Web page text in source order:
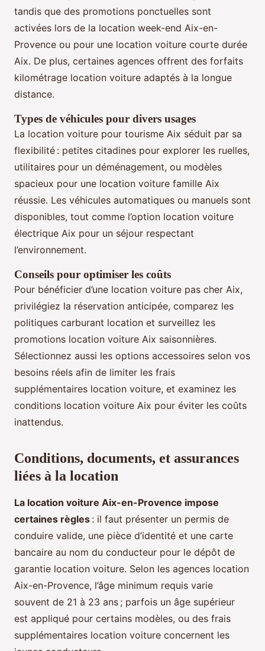
tandis que des promotions ponctuelles sont
activées lors de la location week-end Aix-en-
Provence ou pour une location voiture courte durée
Aix. De plus, certaines agences offrent des forfaits
kilométrage location voiture adaptés à la longue
distance.
Types de véhicules pour divers usages
La location voiture pour tourisme Aix séduit par sa
flexibilité : petites citadines pour explorer les ruelles,
utilitaires pour un déménagement, ou modèles
spacieux pour une location voiture famille Aix
réussie. Les véhicules automatiques ou manuels sont
disponibles, tout comme l’option location voiture
électrique Aix pour un séjour respectant
l’environnement.
Conseils pour optimiser les coûts
Pour bénéficier d’une location voiture pas cher Aix,
privilégiez la réservation anticipée, comparez les
politiques carburant location et surveillez les
promotions location voiture Aix saisonnières.
Sélectionnez aussi les options accessoires selon vos
besoins réels afin de limiter les frais
supplémentaires location voiture, et examinez les
conditions location voiture Aix pour éviter les coûts
inattendus.
Conditions, documents, et assurances
liées à la location
La location voiture Aix-en-Provence impose
certaines règles : il faut présenter un permis de
conduire valide, une pièce d’identité et une carte
bancaire au nom du conducteur pour le dépôt de
garantie location voiture. Selon les agences location
Aix-en-Provence, l’âge minimum requis varie
souvent de 21 à 23 ans ; parfois un âge supérieur
est appliqué pour certains modèles, ou des frais
supplémentaires location voiture concernent les